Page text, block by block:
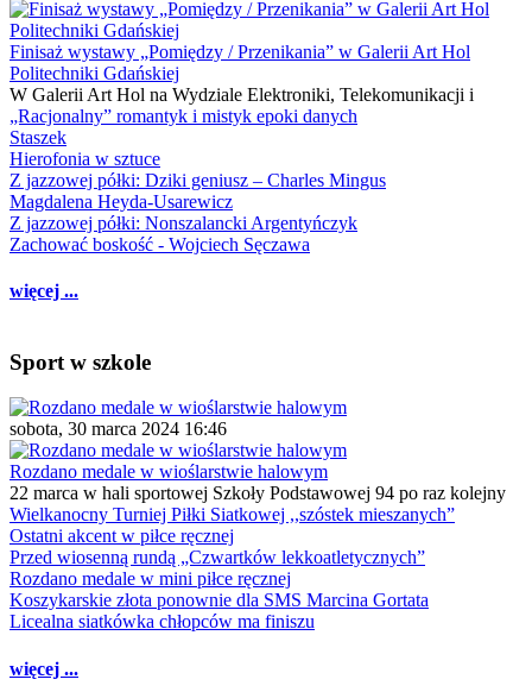
Finisaż wystawy „Pomiędzy / Przenikania” w Galerii Art Hol
Politechniki Gdańskiej
W Galerii Art Hol na Wydziale Elektroniki, Telekomunikacji i
„Racjonalny” romantyk i mistyk epoki danych
Staszek
Hierofonia w sztuce
Z jazzowej półki: Dziki geniusz – Charles Mingus
Magdalena Heyda-Usarewicz
Z jazzowej półki: Nonszalancki Argentyńczyk
Zachować boskość - Wojciech Sęczawa
więcej ...
Sport w szkole
sobota, 30 marca 2024 16:46
Rozdano medale w wioślarstwie halowym
22 marca w hali sportowej Szkoły Podstawowej 94 po raz kolejny
Wielkanocny Turniej Piłki Siatkowej ,,szóstek mieszanych”
Ostatni akcent w piłce ręcznej
Przed wiosenną rundą „Czwartków lekkoatletycznych”
Rozdano medale w mini piłce ręcznej
Koszykarskie złota ponownie dla SMS Marcina Gortata
Licealna siatkówka chłopców ma finiszu
więcej ...